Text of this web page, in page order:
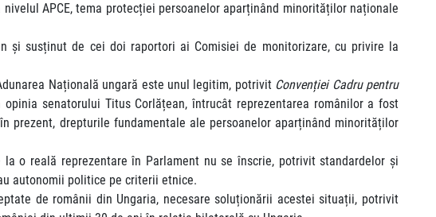
APCE, tema protecției persoanelor aparținând minorităților naționale
și susținut de cei doi raportori ai Comisiei de monitorizare, cu privire la
Națională ungară este unul legitim, potrivit Convenției Cadru pentru
senatorului Titus Corlățean, întrucât reprezentarea românilor a fost
prezent, drepturile fundamentale ale persoanelor aparținând minorităților
o reală reprezentare în Parlament nu se înscrie, potrivit standardelor și
autonomii politice pe criterii etnice.
de românii din Ungaria, necesare soluționării acestei situații, potrivit